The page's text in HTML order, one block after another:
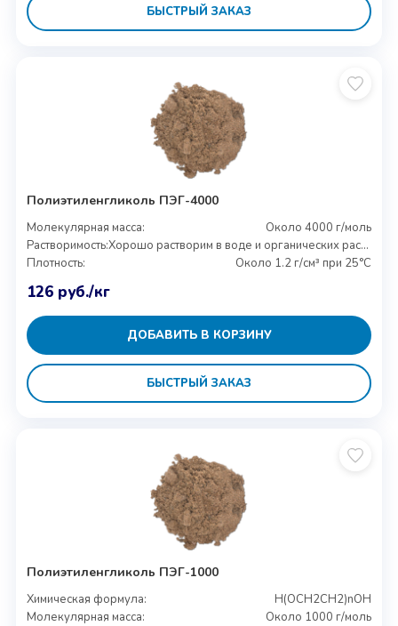
БЫСТРЫЙ ЗАКАЗ
Полиэтиленгликоль ПЭГ-4000
Молекулярная масса:
Около 4000 г/моль
Растворимость:
Хорошо растворим в воде и органических растворителях
Плотность:
Около 1.2 г/см³ при 25°C
126 руб./кг
ДОБАВИТЬ В КОРЗИНУ
БЫСТРЫЙ ЗАКАЗ
Полиэтиленгликоль ПЭГ-1000
Химическая формула:
H(OCH2CH2)nOH
Молекулярная масса:
Около 1000 г/моль